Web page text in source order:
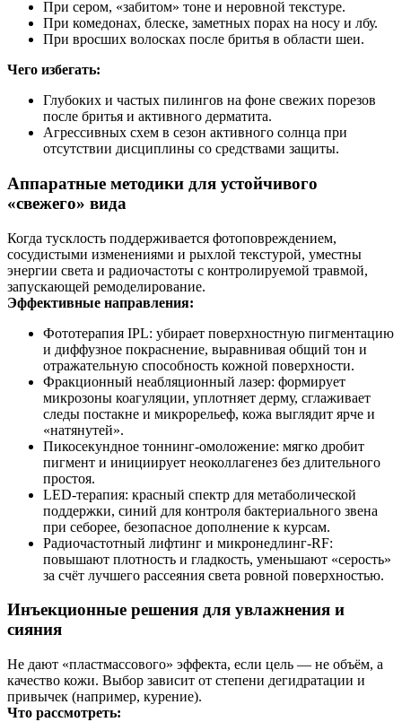
При сером, «забитом» тоне и неровной текстуре.
При комедонах, блеске, заметных порах на носу и лбу.
При вросших волосках после бритья в области шеи.
Чего избегать:
Глубоких и частых пилингов на фоне свежих порезов
после бритья и активного дерматита.
Агрессивных схем в сезон активного солнца при
отсутствии дисциплины со средствами защиты.
Аппаратные методики для устойчивого
«свежего» вида
Когда тусклость поддерживается фотоповреждением,
сосудистыми изменениями и рыхлой текстурой, уместны
энергии света и радиочастоты с контролируемой травмой,
запускающей ремоделирование.
Эффективные направления:
Фототерапия IPL: убирает поверхностную пигментацию
и диффузное покраснение, выравнивая общий тон и
отражательную способность кожной поверхности.
Фракционный неабляционный лазер: формирует
микрозоны коагуляции, уплотняет дерму, сглаживает
следы постакне и микрорельеф, кожа выглядит ярче и
«натянутей».
Пикосекундное тоннинг‑омоложение: мягко дробит
пигмент и инициирует неоколлагенез без длительного
простоя.
LED‑терапия: красный спектр для метаболической
поддержки, синий для контроля бактериального звена
при себорее, безопасное дополнение к курсам.
Радиочастотный лифтинг и микронедлинг‑RF:
повышают плотность и гладкость, уменьшают «серость»
за счёт лучшего рассеяния света ровной поверхностью.
Инъекционные решения для увлажнения и
сияния
Не дают «пластмассового» эффекта, если цель — не объём, а
качество кожи. Выбор зависит от степени дегидратации и
привычек (например, курение).
Что рассмотреть: